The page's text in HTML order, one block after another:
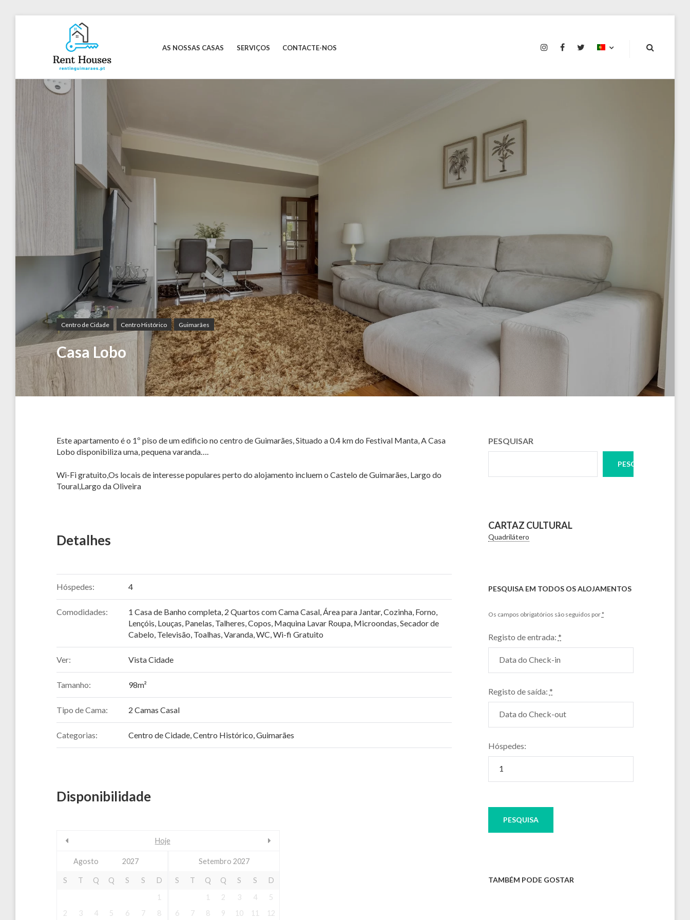
RentinguimarãesAS NOSSAS CASAS SERVIÇOS CONTACTE-NOS INSTAGRAM
FACEBOOKTWITTER
Centro de Cidade Centro Histórico Guimarães
Casa Lobo
Este apartamento é o 1º piso de um edificio no centro de Guimarães, Situado a 0.4 km do Festival Manta, A Casa
Lobo disponibiliza uma, pequena varanda….
Wi-Fi gratuito,Os locais de interesse populares perto do alojamento incluem o Castelo de Guimarães, Largo do
Toural,Largo da Oliveira
Detalhes
Hóspedes: 4
Comodidades: 1 Casa de Banho completa 2 Quartos com Cama Casal Área para Jantar, Cozinha Forno
Lençóis Louças, Panelas, Talheres, Copos Maquina Lavar Roupa Microondas Secador de
Cabelo Televisão Toalhas Varanda WC Wi-fi Gratuito
Ver: Vista Cidade
Tamanho: 98m²
Tipo de Cama: 2 Camas Casal
Categorias: Centro de Cidade Centro Histórico Guimarães
Disponibilidade
Hoje
S T Q Q S S
D
1
2
3 4 5 6 7
8
Setembro 2027
S T Q Q S S
D
1
2 3 4
5
6
7 8 9 10 11
12
PESQUISAR
PESQUISAR
CARTAZ CULTURAL
Quadrilátero
PESQUISA EM TODOS OS ALOJAMENTOS
Os campos obrigatórios são seguidos por*
Registo de entrada: *
Registo de saída: *
Hóspedes:
TAMBÉM PODE GOSTAR